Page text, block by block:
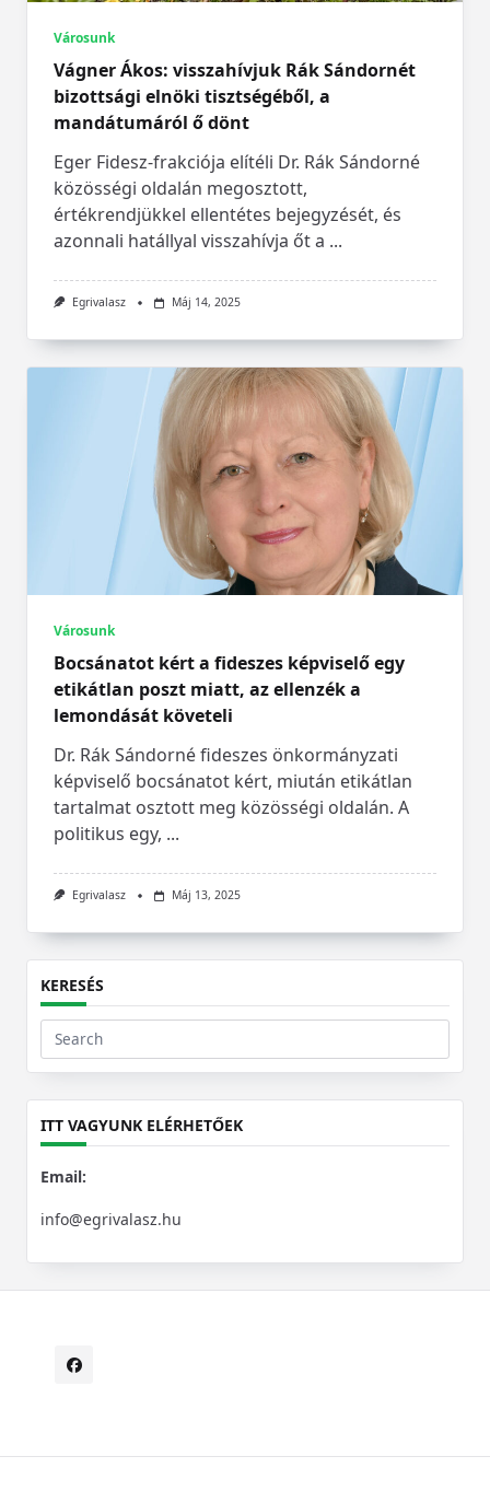
Városunk
Vágner Ákos: visszahívjuk Rák Sándornét
bizottsági elnöki tisztségéből, a
mandátumáról ő dönt
Eger Fidesz-frakciója elítéli Dr. Rák Sándorné
közösségi oldalán megosztott,
értékrendjükkel ellentétes bejegyzését, és
azonnali hatállyal visszahívja őt a ...
Egrivalasz Máj 14, 2025
Városunk
Bocsánatot kért a fideszes képviselő egy
etikátlan poszt miatt, az ellenzék a
lemondását követeli
Dr. Rák Sándorné fideszes önkormányzati
képviselő bocsánatot kért, miután etikátlan
tartalmat osztott meg közösségi oldalán. A
politikus egy, ...
Egrivalasz Máj 13, 2025
KERESÉS
Search
for:
ITT VAGYUNK ELÉRHETŐEK
Email:
info@egrivalasz.hu